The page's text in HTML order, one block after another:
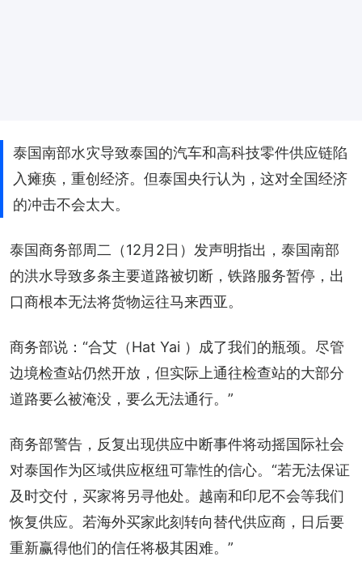
泰国南部水灾导致泰国的汽车和高科技零件供应链陷
入瘫痪，重创经济。但泰国央行认为，这对全国经济
的冲击不会太大。
泰国商务部周二（12月2日）发声明指出，泰国南部
的洪水导致多条主要道路被切断，铁路服务暂停，出
口商根本无法将货物运往马来西亚。
商务部说：“合艾（Hat Yai ）成了我们的瓶颈。尽管
边境检查站仍然开放，但实际上通往检查站的大部分
道路要么被淹没，要么无法通行。”
商务部警告，反复出现供应中断事件将动摇国际社会
对泰国作为区域供应枢纽可靠性的信心。“若无法保证
及时交付，买家将另寻他处。越南和印尼不会等我们
恢复供应。若海外买家此刻转向替代供应商，日后要
重新赢得他们的信任将极其困难。”